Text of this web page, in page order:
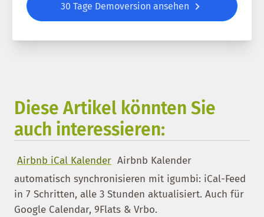
30 Tage Demoversion ansehen
Diese Artikel könnten Sie
auch interessieren:
Airbnb iCal Kalender Airbnb Kalender
automatisch synchronisieren mit igumbi: iCal-Feed
in 7 Schritten, alle 3 Stunden aktualisiert. Auch für
Google Calendar, 9Flats & Vrbo.